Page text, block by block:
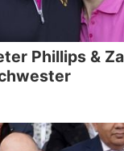
Phillips &